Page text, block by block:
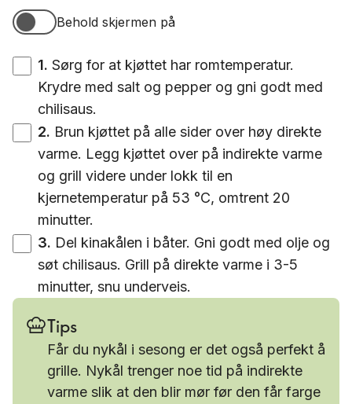
Behold skjermen på
Behold skjermen på
1. Sørg for at kjøttet har romtemperatur.
Krydre med salt og pepper og gni godt med
chilisaus.
2. Brun kjøttet på alle sider over høy direkte
varme. Legg kjøttet over på indirekte varme
og grill videre under lokk til en
kjernetemperatur på 53 °C, omtrent 20
minutter.
3. Del kinakålen i båter. Gni godt med olje og
søt chilisaus. Grill på direkte varme i 3-5
minutter, snu underveis.
Tips
Får du nykål i sesong er det også perfekt å
grille. Nykål trenger noe tid på indirekte
varme slik at den blir mør før den får farge